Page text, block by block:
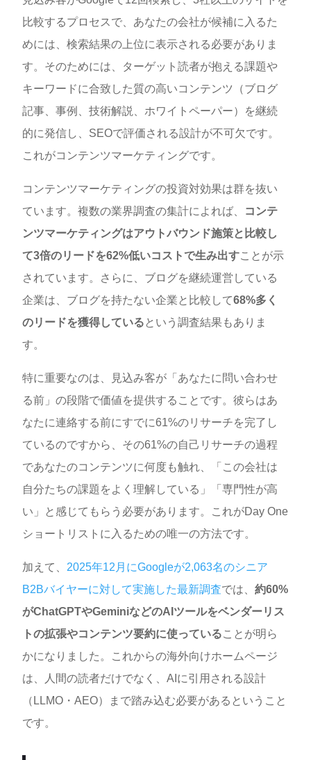
比較するプロセスで、あなたの会社が候補に入るた
めには、検索結果の上位に表示される必要がありま
す。そのためには、ターゲット読者が抱える課題や
キーワードに合致した質の高いコンテンツ（ブログ
記事、事例、技術解説、ホワイトペーパー）を継続
的に発信し、SEOで評価される設計が不可欠です。
これがコンテンツマーケティングです。
コンテンツマーケティングの投資対効果は群を抜い
ています。複数の業界調査の集計によれば、 コンテ
ンツマーケティングはアウトバウンド施策と比較し
て3倍のリードを62%低いコストで生み出すことが示
されています。さらに、ブログを継続運営している
企業は、ブログを持たない企業と比較して68%多く
のリードを獲得している という調査結果もありま
す。
特に重要なのは、見込み客が「あなたに問い合わせ
る前」の段階で価値を提供することです。彼らはあ
なたに連絡する前にすでに61%のリサーチを完了し
ているのですから、その61%の自己リサーチの過程
であなたのコンテンツに何度も触れ、「この会社は
自分たちの課題をよく理解している」「専門性が高
い」と感じてもらう必要があります。これがDay One
ショートリストに入るための唯一の方法です。
加えて、 2025年12月にGoogleが2,063名のシニア
B2Bバイヤーに対して実施した最新調査では、約60%
がChatGPTやGeminiなどのAIツールをベンダーリス
トの拡張やコンテンツ要約に使っていることが明ら
かになりました。これからの海外向けホームページ
は、人間の読者だけでなく、AIに引用される設計
（LLMO・AEO）まで踏み込む必要があるということ
です。